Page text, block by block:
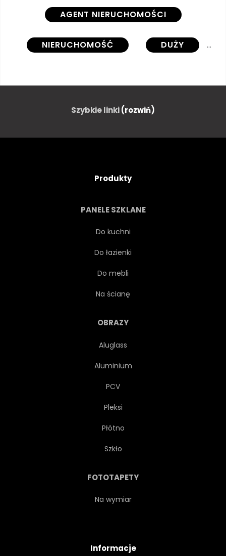
AGENT NIERUCHOMOŚCI
NIERUCHOMOŚĆ DUŻY
OGRÓD ŚWIATŁO
NOC NIEBO ZIELONY
STRUKTURA
Szybkie linki(rozwiń)
Produkty
PANELE SZKLANE
Do kuchni
Do łazienki
Do mebli
Na ścianę
OBRAZY
Aluglass
Aluminium
PCV
Pleksi
Płótno
Szkło
FOTOTAPETY
Na wymiar
Informacje